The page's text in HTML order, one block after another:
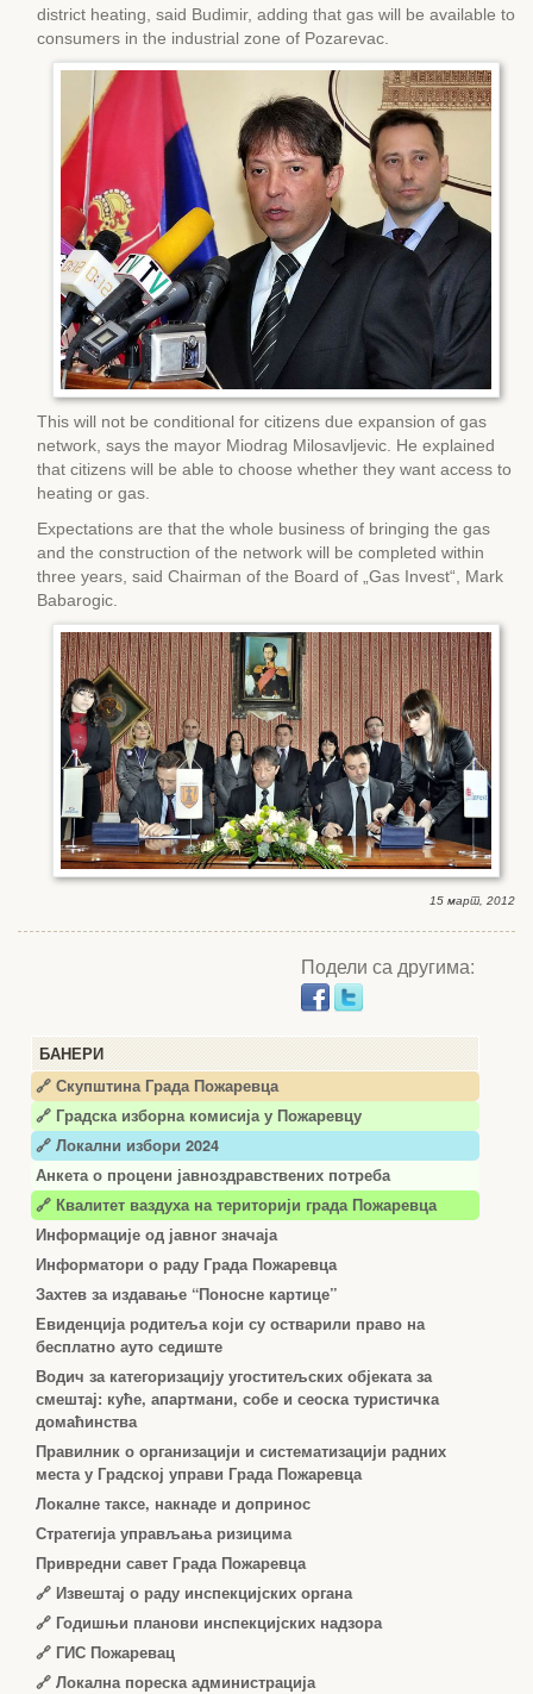
БАНЕРИ
🔗 Скупштина Града Пожаревца
🔗 Градска изборна комисија у Пожаревцу
🔗 Локални избори 2024
Анкета о процени јавноздравствених потреба
🔗 Квалитет ваздуха на територији града Пожаревца
Информације од јавног значаја
Информатори о раду Града Пожаревца
Захтев за издавање “Поносне картице”
Евиденција родитеља који су остварили право на
бесплатно ауто седиште
Водич за категоризацију угоститељских објеката за
смештај: куће, апартмани, собе и сеоска туристичка
домаћинства
Правилник о организацији и систематизацији радних
места у Градској управи Града Пожаревца
Локалне таксе, накнаде и допринос
Стратегија управљања ризицима
Привредни савет Града Пожаревца
🔗 Извештај о раду инспекцијских органа
🔗 Годишњи планови инспекцијских надзора
🔗 ГИС Пожаревац
🔗 Локална пореска администрација
district heating, said Budimir, adding that gas will be available to
consumers in the industrial zone of Pozarevac.
This will not be conditional for citizens due expansion of gas
network, says the mayor Miodrag Milosavljevic. He explained
that citizens will be able to choose whether they want access to
heating or gas.
Expectations are that the whole business of bringing the gas
and the construction of the network will be completed within
three years, said Chairman of the Board of „Gas Invest“, Mark
Babarogic.
15 март, 2012
Подели са другима: